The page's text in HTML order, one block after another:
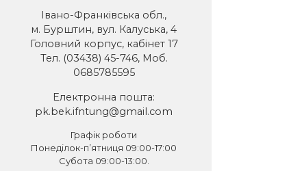
Івано-Франківська обл.,
м. Бурштин, вул. Калуська, 4
Головний корпус, кабінет 17
Тел. (03438) 45-746, Моб.
0685785595
Електронна пошта:
pk.bek.ifntung@gmail.com
Графік роботи
Понеділок-п’ятниця 09:00-17:00
Субота 09:00-13:00.